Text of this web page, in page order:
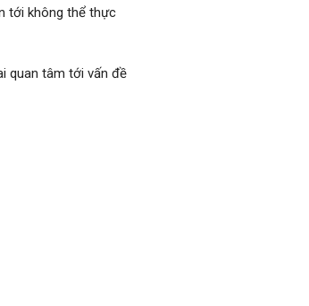
tới không thể thực
quan tâm tới vấn đề